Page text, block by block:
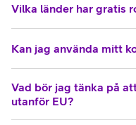
Vilka länder har gratis
Kan jag använda mitt
Vad bör jag tänka på
utanför EU?